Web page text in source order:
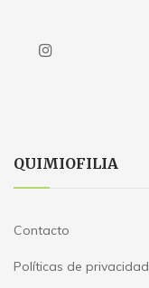
QUIMIOFILIA
Contacto
Políticas de privacidad